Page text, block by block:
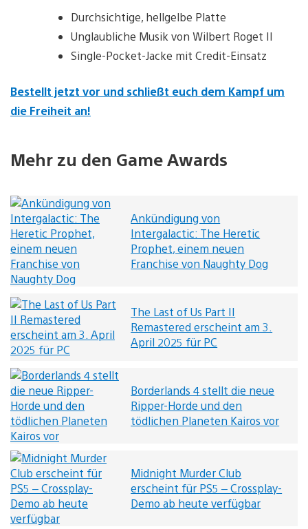
Durchsichtige, hellgelbe Platte
Unglaubliche Musik von Wilbert Roget II
Single-Pocket-Jacke mit Credit-Einsatz
Bestellt jetzt vor und schließt euch dem Kampf um
die Freiheit an!
Mehr zu den Game Awards
Ankündigung von
Intergalactic: The Heretic
Prophet, einem neuen
Franchise von Naughty Dog
The Last of Us Part II
Remastered erscheint am 3.
April 2025 für PC
Borderlands 4 stellt die neue
Ripper-Horde und den
tödlichen Planeten Kairos vor
Midnight Murder Club
erscheint für PS5 – Crossplay-
Demo ab heute verfügbar